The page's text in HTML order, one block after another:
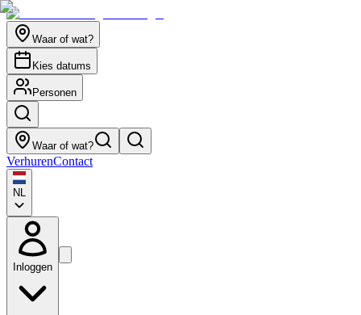
Waar of wat?
Kies datums
Personen
Waar of wat?
VerhurenContact
NL
Inloggen